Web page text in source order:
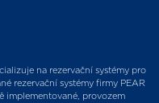
na rezervační systémy pro
rezervační systémy firmy PEAR
implementované, provozem